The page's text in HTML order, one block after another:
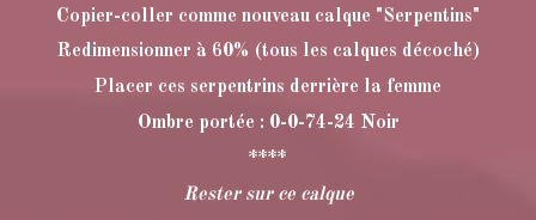
Copier-coller comme nouveau calque "Serpentins"
Redimensionner à 60% (tous les calques décoché)
Placer ces serpentrins derrière la femme
Ombre portée : 0-0-74-24 Noir
****
Rester sur ce calque